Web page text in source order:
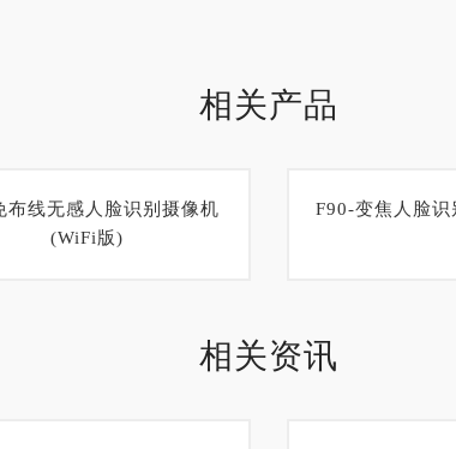
相关产品
布线无感人脸识别摄像机
(WiFi版)
F90-变焦人脸
相关资讯